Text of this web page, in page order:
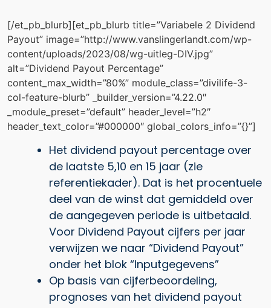
[/et_pb_blurb][et_pb_blurb title=”Variabele 2 Dividend
Payout” image=”http://www.vanslingerlandt.com/wp-
content/uploads/2023/08/wg-uitleg-DIV.jpg”
alt=”Dividend Payout Percentage”
content_max_width=”80%” module_class=”divilife-3-
col-feature-blurb” _builder_version=”4.22.0″
_module_preset=”default” header_level=”h2″
header_text_color=”#000000″ global_colors_info=”{}”]
Het dividend payout percentage over
de laatste 5,10 en 15 jaar (zie
referentiekader). Dat is het procentuele
deel van de winst dat gemiddeld over
de aangegeven periode is uitbetaald.
Voor Dividend Payout cijfers per jaar
verwijzen we naar “Dividend Payout”
onder het blok “Inputgegevens”
Op basis van cijferbeoordeling,
prognoses van het dividend payout